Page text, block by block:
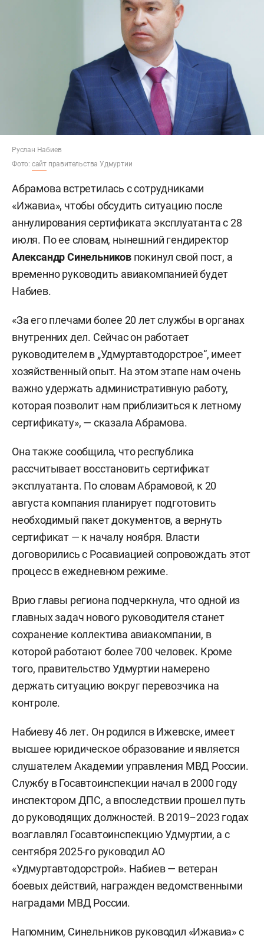
Руслан Набиев
Фото: сайт правительства Удмуртии
Абрамова встретилась с сотрудниками
«Ижавиа», чтобы обсудить ситуацию после
аннулирования сертификата эксплуатанта с 28
июля. По ее словам, нынешний гендиректор
Александр Синельниковпокинул свой пост, а
временно руководить авиакомпанией будет
Набиев.
«За его плечами более 20 лет службы в органах
внутренних дел. Сейчас он работает
руководителем в „Удмуртавтодорстрое“, имеет
хозяйственный опыт. На этом этапе нам очень
важно удержать административную работу,
которая позволит нам приблизиться к летному
сертификату», — сказала Абрамова.
Она также сообщила, что республика
рассчитывает восстановить сертификат
эксплуатанта. По словам Абрамовой, к 20
августа компания планирует подготовить
необходимый пакет документов, а вернуть
сертификат — к началу ноября. Власти
договорились с Росавиацией сопровождать этот
процесс в ежедневном режиме.
Врио главы региона подчеркнула, что одной из
главных задач нового руководителя станет
сохранение коллектива авиакомпании, в
которой работают более 700 человек. Кроме
того, правительство Удмуртии намерено
держать ситуацию вокруг перевозчика на
контроле.
Набиеву 46 лет. Он родился в Ижевске, имеет
высшее юридическое образование и является
слушателем Академии управления МВД России.
Службу в Госавтоинспекции начал в 2000 году
инспектором ДПС, а впоследствии прошел путь
до руководящих должностей. В 2019–2023 годах
возглавлял Госавтоинспекцию Удмуртии, а с
сентября 2025-го руководил АО
«Удмуртавтодорстрой». Набиев — ветеран
боевых действий, награжден ведомственными
наградами МВД России.
Напомним, Синельников руководил «Ижавиа» с